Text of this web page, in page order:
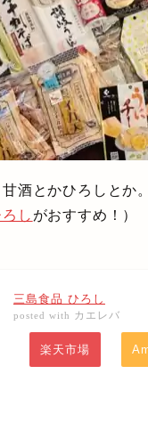
酒とかひろしとか。
し がおすすめ！）
三島食品 ひろし
posted with カエレバ
楽天市場